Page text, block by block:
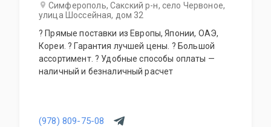
Симферополь, Сакский р-н, село Червоное,
улица Шоссейная, дом 32
? Прямые поставки из Европы, Японии, ОАЭ,
Кореи. ? Гарантия лучшей цены. ? Большой
ассортимент. ? Удобные способы оплаты —
наличный и безналичный расчет
(978) 809-75-08